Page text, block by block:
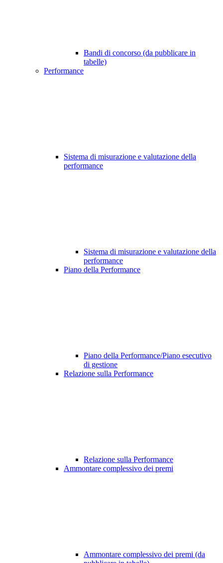
Bandi di concorso (da pubblicare in
tabelle)
Performance
Sistema di misurazione e valutazione della
performance
Sistema di misurazione e valutazione della
performance
Piano della Performance
Piano della Performance/Piano esecutivo
di gestione
Relazione sulla Performance
Relazione sulla Performance
Ammontare complessivo dei premi
Ammontare complessivo dei premi (da